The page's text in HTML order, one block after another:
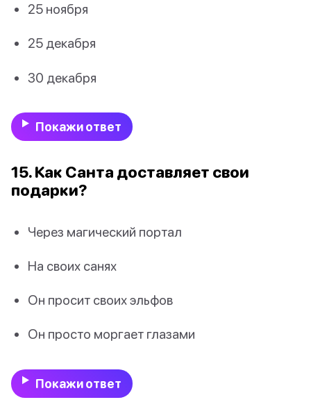
25 ноября
25 декабря
30 декабря
Покажи ответ
15. Как Санта доставляет свои
подарки?
Через магический портал
На своих санях
Он просит своих эльфов
Он просто моргает глазами
Покажи ответ